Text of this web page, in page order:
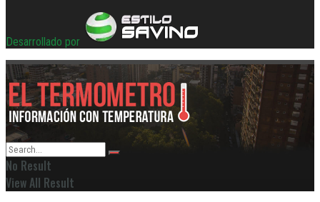
Desarrollado por
No Result
View All Result